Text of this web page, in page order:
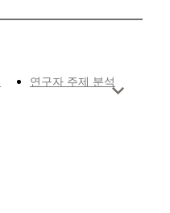
연구자 주제 분석